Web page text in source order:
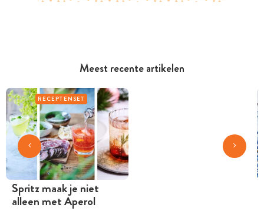
Meest recente artikelen
RECEPTENSET
Spritz maak je niet
alleen met Aperol